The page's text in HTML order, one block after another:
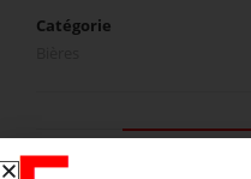
Catégorie